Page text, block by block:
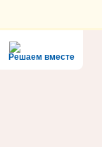
Решаем вместе